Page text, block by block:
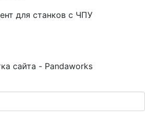
для станков с ЧПУ
сайта - Pandaworks